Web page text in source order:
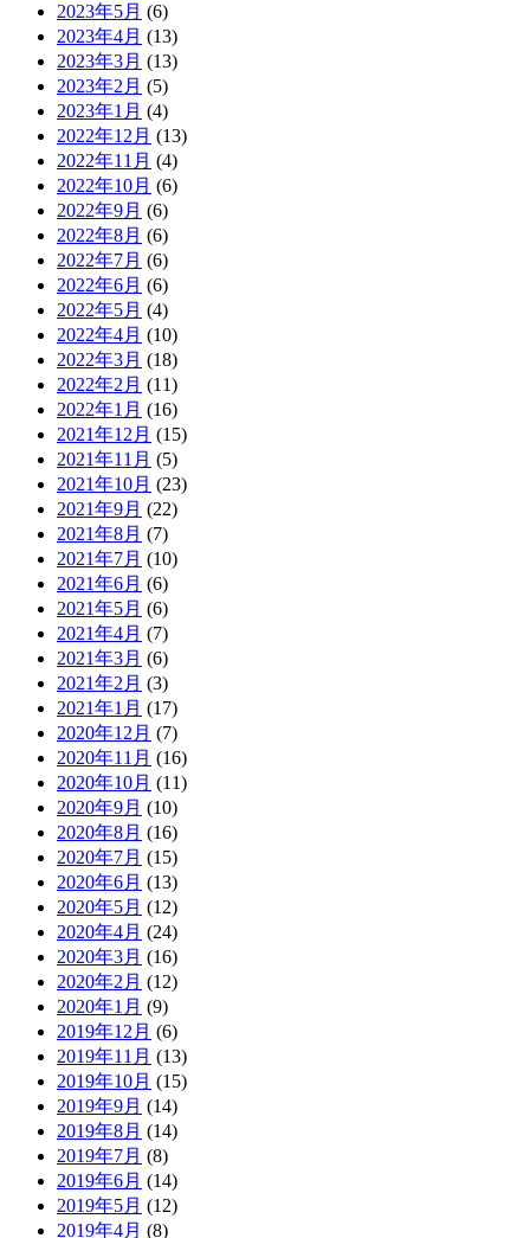
2023年5月 (6)
2023年4月 (13)
2023年3月 (13)
2023年2月 (5)
2023年1月 (4)
2022年12月 (13)
2022年11月 (4)
2022年10月 (6)
2022年9月 (6)
2022年8月 (6)
2022年7月 (6)
2022年6月 (6)
2022年5月 (4)
2022年4月 (10)
2022年3月 (18)
2022年2月 (11)
2022年1月 (16)
2021年12月 (15)
2021年11月 (5)
2021年10月 (23)
2021年9月 (22)
2021年8月 (7)
2021年7月 (10)
2021年6月 (6)
2021年5月 (6)
2021年4月 (7)
2021年3月 (6)
2021年2月 (3)
2021年1月 (17)
2020年12月 (7)
2020年11月 (16)
2020年10月 (11)
2020年9月 (10)
2020年8月 (16)
2020年7月 (15)
2020年6月 (13)
2020年5月 (12)
2020年4月 (24)
2020年3月 (16)
2020年2月 (12)
2020年1月 (9)
2019年12月 (6)
2019年11月 (13)
2019年10月 (15)
2019年9月 (14)
2019年8月 (14)
2019年7月 (8)
2019年6月 (14)
2019年5月 (12)
2019年4月 (8)